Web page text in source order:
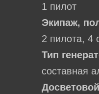
1 пилот
Экипаж,
2 пилота, 4
Тип
составная